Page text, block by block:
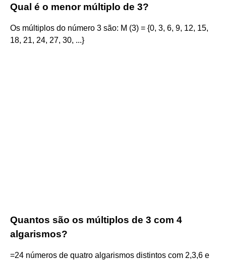
Qual é o menor múltiplo de 3?
Os múltiplos do número 3 são: M (3) = {0, 3, 6, 9, 12, 15,
18, 21, 24, 27, 30, ...}
Quantos são os múltiplos de 3 com 4
algarismos?
=24 números de quatro algarismos distintos com 2,3,6 e